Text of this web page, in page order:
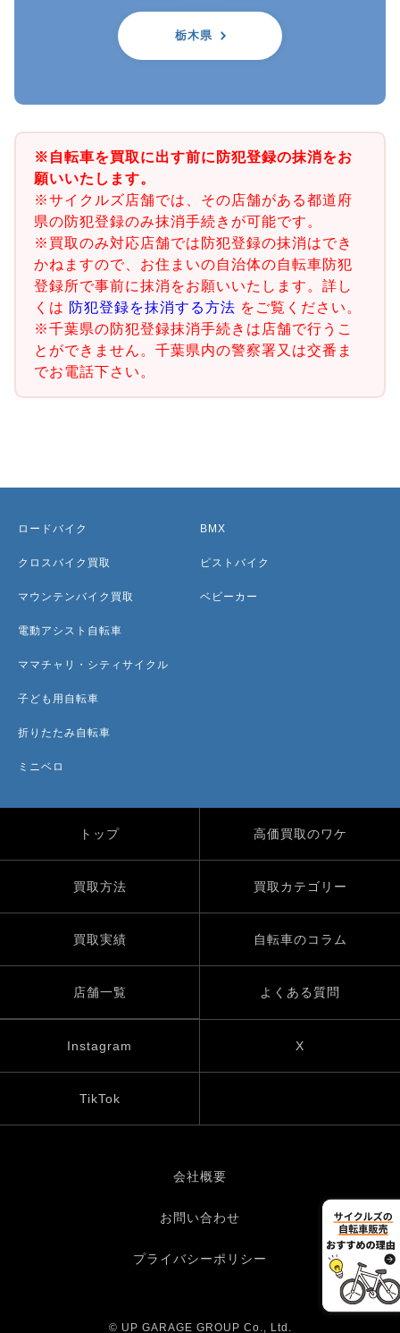
栃木県
※自転車を買取に出す前に防犯登録の抹消をお
願いいたします。
※サイクルズ店舗では、その店舗がある都道府
県の防犯登録のみ抹消手続きが可能です。
※買取のみ対応店舗では防犯登録の抹消はでき
かねますので、お住まいの自治体の自転車防犯
登録所で事前に抹消をお願いいたします。詳し
くは 防犯登録を抹消する方法 をご覧ください。
※千葉県の防犯登録抹消手続きは店舗で行うこ
とができません。千葉県内の警察署又は交番ま
でお電話下さい。
ロードバイク
クロスバイク買取
マウンテンバイク買取
電動アシスト自転車
ママチャリ・シティサイクル
子ども用自転車
折りたたみ自転車
ミニベロ
BMX
ピストバイク
ベビーカー
トップ 高価買取のワケ
買取方法 買取カテゴリー
買取実績 自転車のコラム
店舗一覧 よくある質問
Instagram X
TikTok
会社概要
お問い合わせ
プライバシーポリシー
© UP GARAGE GROUP Co., Ltd.